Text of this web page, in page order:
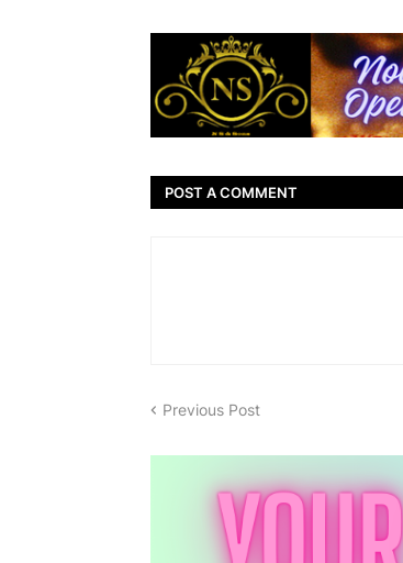
POST A COMMENT
Previous Post